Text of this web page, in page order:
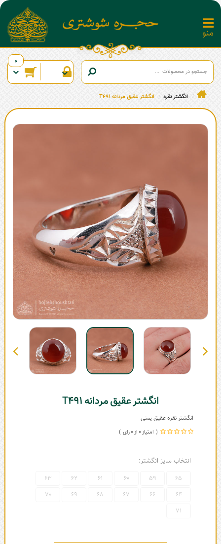
0
انگشتر نقره انگشتر عقیق مردانه T491
انگشتر عقیق مردانه T491
انگشتر نقره عقیق یمنی
0
0
انتخاب سایز انگشتر:
65
59
60
61
62
63
64
66
67
68
69
70
71